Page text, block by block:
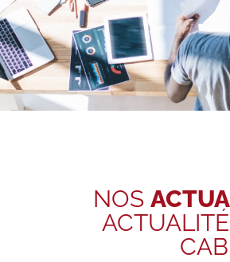
NOS